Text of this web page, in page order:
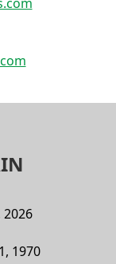
2026
1970